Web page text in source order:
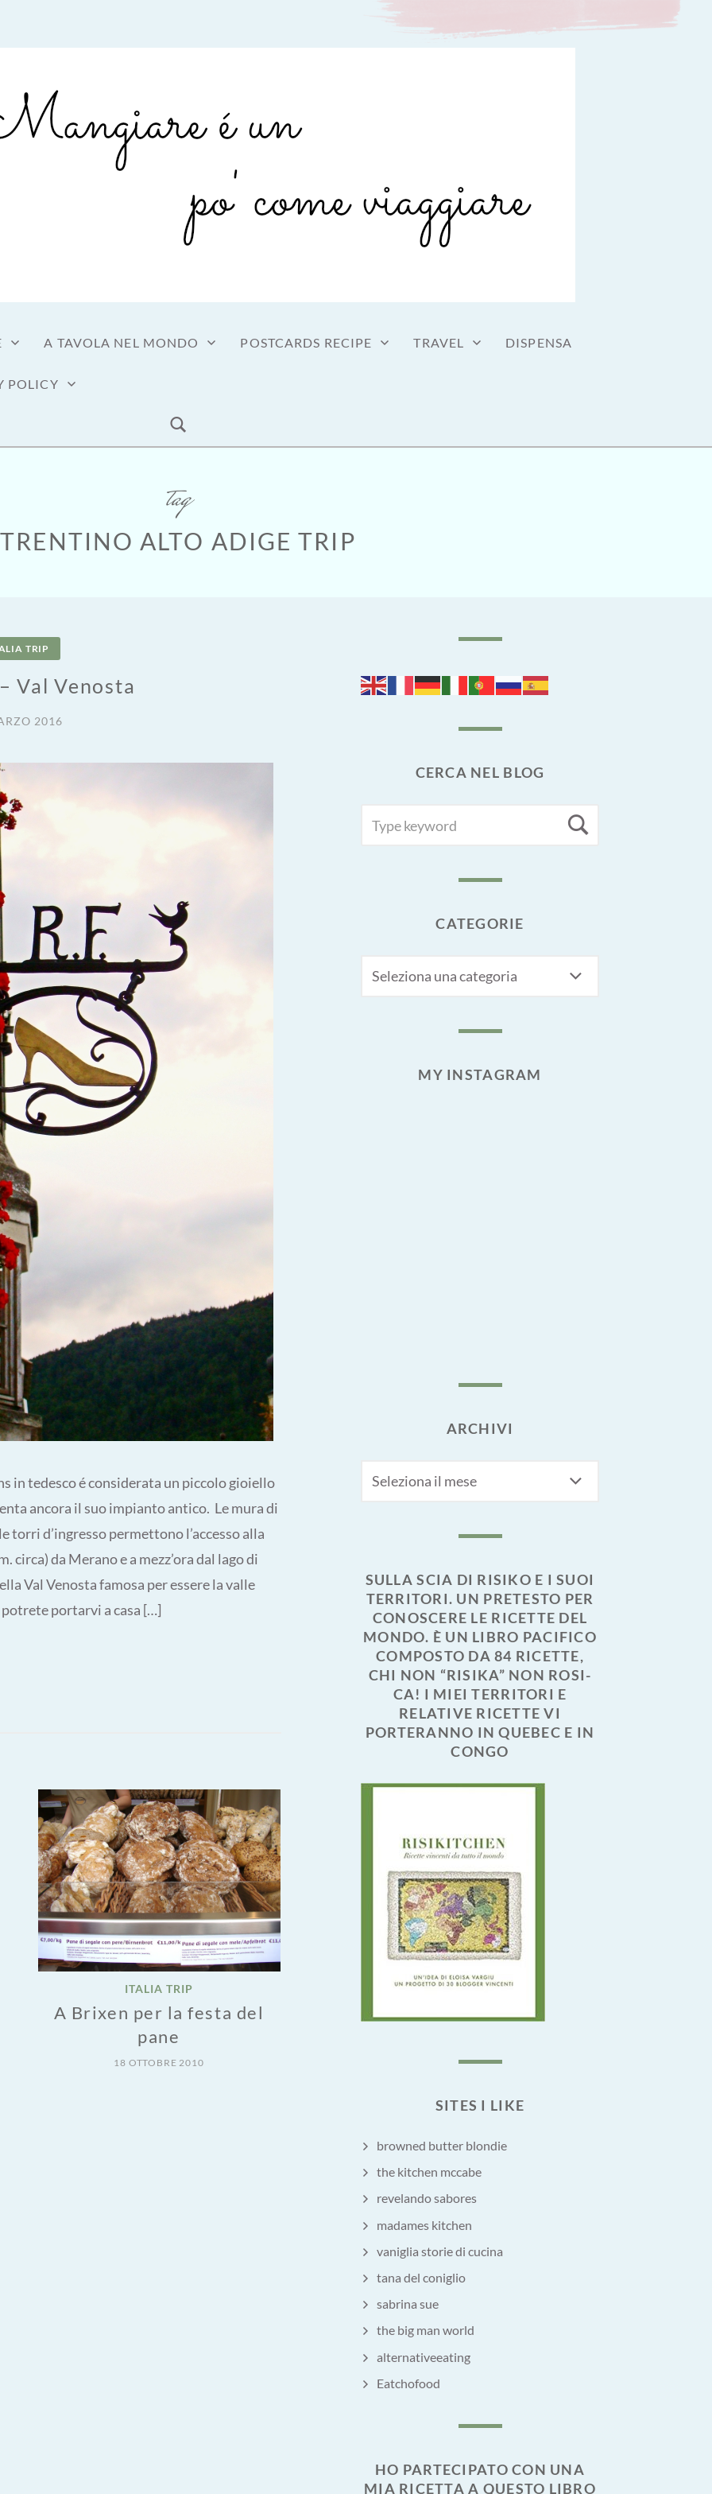
A TAVOLA NEL MONDO POSTCARDS RECIPE TRAVEL DISPENSA
POLICY
tag
TRENTINO ALTO ADIGE TRIP
TRIP
Val Venosta
2016
in tedesco é considerata un piccolo gioiello
ancora il suo impianto antico. Le mura di
d’ingresso permettono l’accesso alla
circa) da Merano e a mezz’ora dal lago di
Val Venosta famosa per essere la valle
portarvi a casa […]
ITALIA TRIP
A Brixen per la festa del
pane
18 OTTOBRE 2010
CERCA NEL BLOG
FOR:
CATEGORIE
MY INSTAGRAM
ARCHIVI
SULLA SCIA DI RISIKO E I SUOI
TERRITORI. UN PRETESTO PER
CONOSCERE LE RICETTE DEL
MONDO. È UN LIBRO PACIFICO
COMPOSTO DA 84 RICETTE,
CHI NON “RISIKA” NON ROSI-
CA! I MIEI TERRITORI E
RELATIVE RICETTE VI
PORTERANNO IN QUEBEC E IN
CONGO
SITES I LIKE
browned butter blondie
the kitchen mccabe
revelando sabores
madames kitchen
vaniglia storie di cucina
tana del coniglio
sabrina sue
the big man world
alternativeeating
Eatchofood
HO PARTECIPATO CON UNA
MIA RICETTA A QUESTO LIBRO